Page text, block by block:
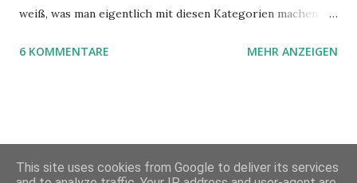
weiß, was man eigentlich mit diesen Kategorien machen
sie Ihnen vor.
6 KOMMENTARE MEHR ANZEIGEN
This site uses cookies from Google to deliver its services